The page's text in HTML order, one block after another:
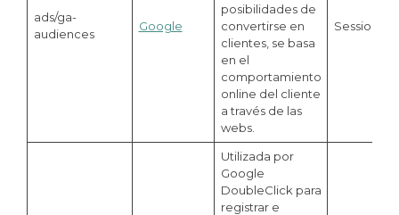
ads/ga-
audiences
Google
posibilidades de
convertirse en
clientes, se basa
en el
comportamiento
online del cliente
a través de las
webs.
Session
Utilizada por
Google
DoubleClick para
registrar e